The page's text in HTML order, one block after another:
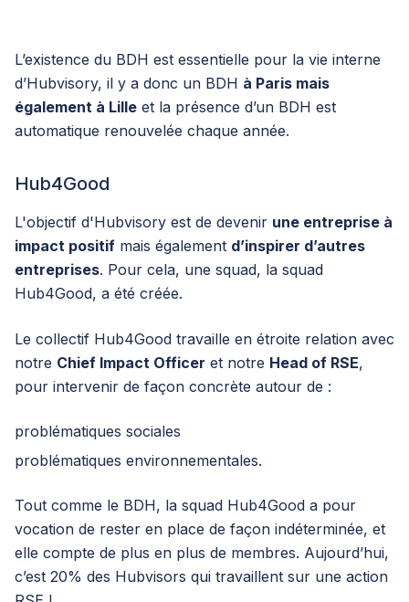
L’existence du BDH est essentielle pour la vie interne
d’Hubvisory, il y a donc un BDH à Paris mais
également à Lille et la présence d’un BDH est
automatique renouvelée chaque année.
Hub4Good
L'objectif d'Hubvisory est de devenir une entreprise à
impact positif mais également d’inspirer d’autres
entreprises. Pour cela, une squad, la squad
Hub4Good, a été créée.
Le collectif Hub4Good travaille en étroite relation avec
notre Chief Impact Officer et notre Head of RSE,
pour intervenir de façon concrète autour de :
problématiques sociales
problématiques environnementales.
Tout comme le BDH, la squad Hub4Good a pour
vocation de rester en place de façon indéterminée, et
elle compte de plus en plus de membres. Aujourd’hui,
c’est 20% des Hubvisors qui travaillent sur une action